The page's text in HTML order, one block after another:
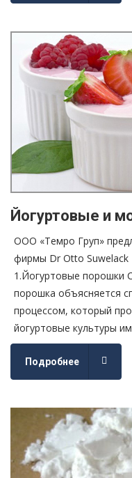
Йогуртовые и
ООО «Темро Груп»
фирмы Dr Otto Suwelack
1.Йогуртовые порошки
порошка объясняется
процессом, который
йогуртовые культуры
Подробнее